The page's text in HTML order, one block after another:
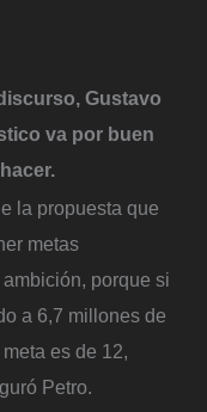
Gustavo
va por buen
la propuesta que
metas
porque si
a 6,7 millones de
es de 12,
Petro.